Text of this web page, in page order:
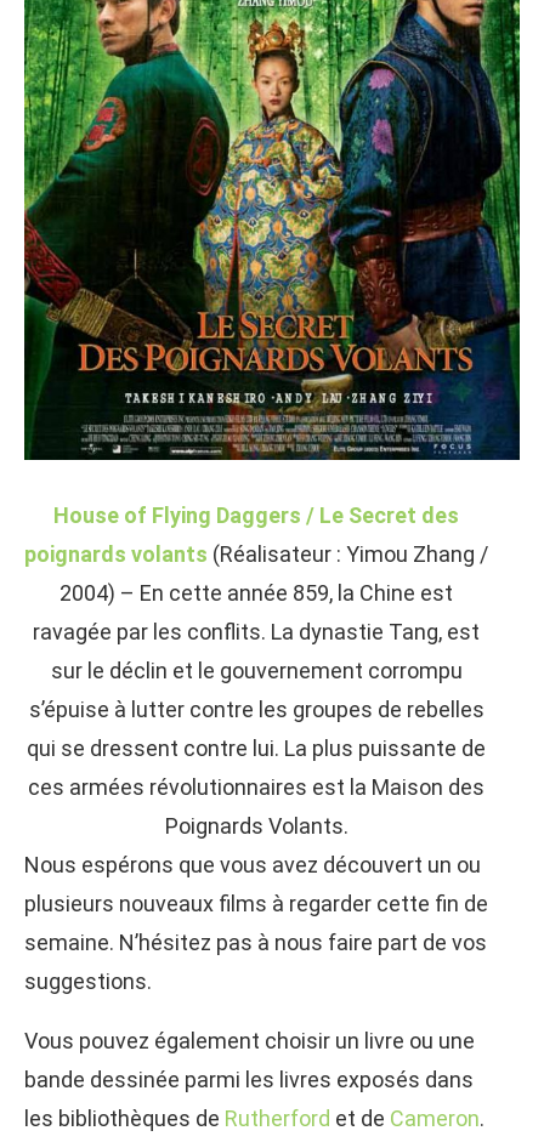
House of Flying Daggers / Le Secret des
poignards volants (Réalisateur : Yimou Zhang /
2004) – En cette année 859, la Chine est
ravagée par les conflits. La dynastie Tang, est
sur le déclin et le gouvernement corrompu
s’épuise à lutter contre les groupes de rebelles
qui se dressent contre lui. La plus puissante de
ces armées révolutionnaires est la Maison des
Poignards Volants.
Nous espérons que vous avez découvert un ou
plusieurs nouveaux films à regarder cette fin de
semaine. N’hésitez pas à nous faire part de vos
suggestions.
Vous pouvez également choisir un livre ou une
bande dessinée parmi les livres exposés dans
les bibliothèques de Rutherford et de Cameron.